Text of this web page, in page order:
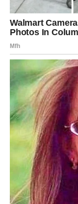
ŠKORPIJA
Pred vama je
Jedna osoba
oči.
Sve što se
Pred vama su
Strijelčevi osjećaju